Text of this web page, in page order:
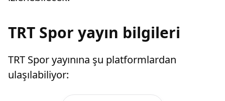
TRT Spor yayın bilgileri
TRT Spor yayınına şu platformlardan
ulaşılabiliyor: